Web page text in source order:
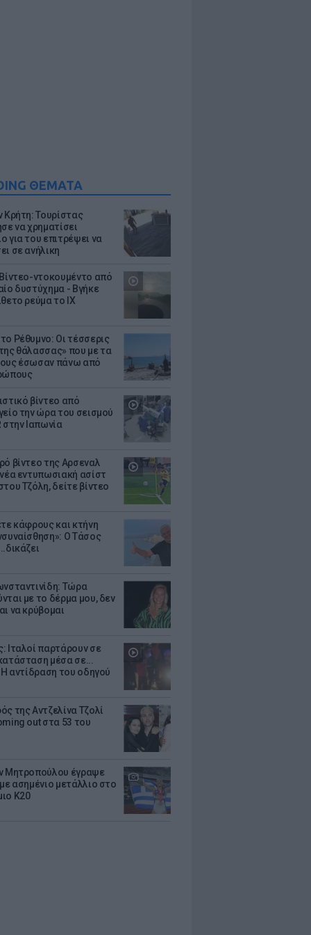
ΘΕΜΑΤΑ
Κρήτη: Τουρίστας
να χρηματίσει
για του επιτρέψει να
σε ανήλικη
ντοκουμέντο από
δυστύχημα - Βγήκε
ρεύμα το ΙΧ
Ρέθυμνο: Οι τέσσερις
θάλασσας» που με τα
έσωσαν πάνω από
βίντεο από
την ώρα του σεισμού
στην Ιαπωνία
βίντεο της Αρσεναλ
εντυπωσιακή ασίστ
Τζόλη, δείτε βίντεο
κάφρους και κτήνη
Ο Τάσος
Τώρα
με το δέρμα μου, δεν
να κρύβομαι
Ιταλοί παρτάρουν σε
μέσα σε...
Η αντίδραση του οδηγού
της Αντζελίνα Τζολί
out στα 53 του
Μητροπούλου έγραψε
ασημένιο μετάλλιο στο
Κ20